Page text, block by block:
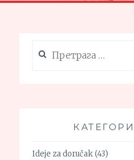
за:
Ideje za doručak(43)